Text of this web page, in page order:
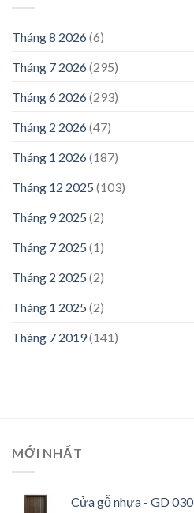
Tháng 8 2026(6)
Tháng 7 2026(295)
Tháng 6 2026(293)
Tháng 2 2026(47)
Tháng 1 2026(187)
Tháng 12 2025 (103)
Tháng 9 2025 (2)
Tháng 7 2025 (1)
Tháng 2 2025 (2)
Tháng 1 2025 (2)
Tháng 7 2019(141)
MỚI NHẤT
Cửa gỗ nhựa - GD 030